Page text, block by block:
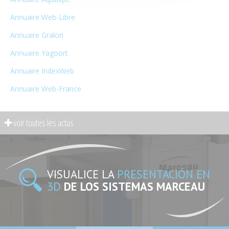
Annuaire Web-Libre
Annuaire Gralon
Annuaire Yagoort
Annuaire IndexWeb
Annuaire Web-France
VISUALICE LA PRESENTACIÓN EN
3D DE LOS SISTEMAS MARCEAU